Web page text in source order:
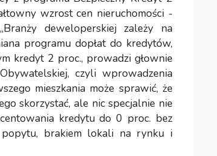
wzrost cen nieruchomości -
deweloperskiej zależy na
programu dopłat do kredytów,
kredyt 2 proc., prowadzi głownie
czyli wprowadzenia
mieszkania może sprawić, że
skorzystać, ale nic specjalnie nie
kredytu do 0 proc. bez
popytu, brakiem lokali na rynku i